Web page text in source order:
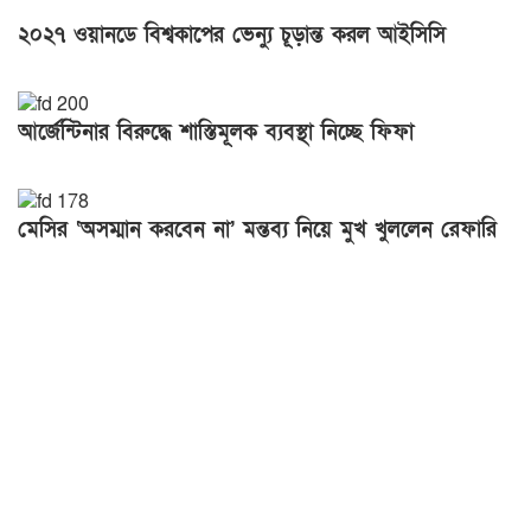
২০২৭ ওয়ানডে বিশ্বকাপের ভেন্যু চূড়ান্ত করল আইসিসি
আর্জেন্টিনার বিরুদ্ধে শাস্তিমূলক ব্যবস্থা নিচ্ছে ফিফা
মেসির ‘অসম্মান করবেন না’ মন্তব্য নিয়ে মুখ খুললেন রেফারি